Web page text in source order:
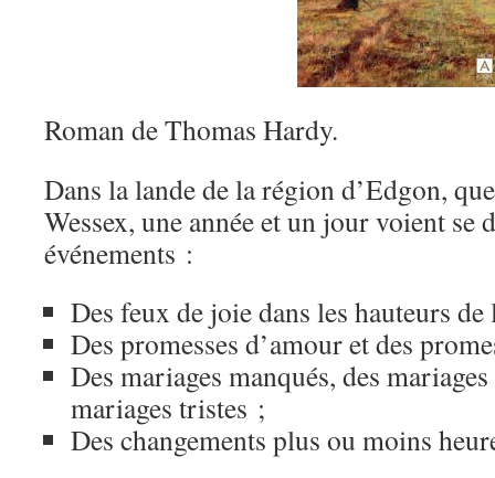
Roman de Thomas Hardy.
Dans la lande de la région d’Edgon,
Wessex, une année et un jour voient se
événements :
Des feux de joie dans les hauteurs
Des promesses d’amour et des
Des mariages manqués, des
mariages tristes ;
Des changements plus ou moins